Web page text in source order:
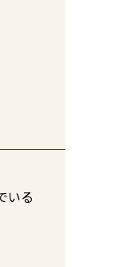
いる